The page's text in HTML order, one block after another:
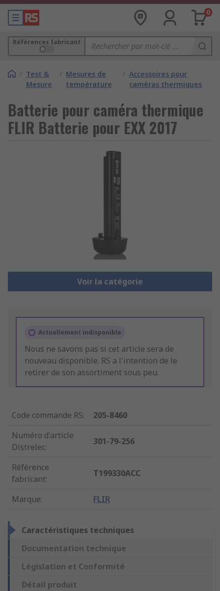
0
Références fabricant
/ Test &
Mesure
/ Mesures de
température
/ Accessoires pour
caméras thermiques
Batterie pour caméra thermique
FLIR Batterie pour EXX 2017
Voir la catégorie
Actuellement indisponible
Nous ne savons pas si cet article sera de
nouveau disponible. RS a l'intention de le
retirer de son assortiment sous peu.
Code commande RS:
205-8460
Numéro d'article
Distrelec:
301-79-256
Référence
fabricant:
T199330ACC
Marque: FLIR
Caractéristiques techniques
Documentation technique
Législation et Conformité
Détail produit